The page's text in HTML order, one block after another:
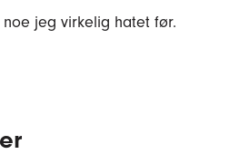
jeg virkelig hatet før.